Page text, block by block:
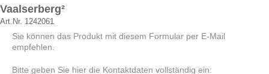
Vaalserberg²
Art.Nr. 1242061
Sie können das Produkt mit diesem Formular per E-Mail
empfehlen.
Bitte geben Sie hier die Kontaktdaten vollständig ein: